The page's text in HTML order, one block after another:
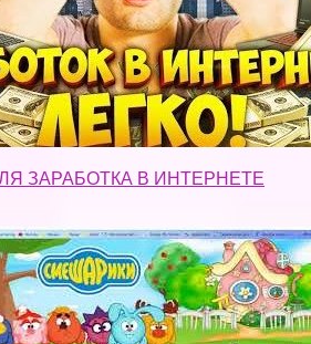
ЗАРАБОТКА В ИНТЕРНЕТЕ